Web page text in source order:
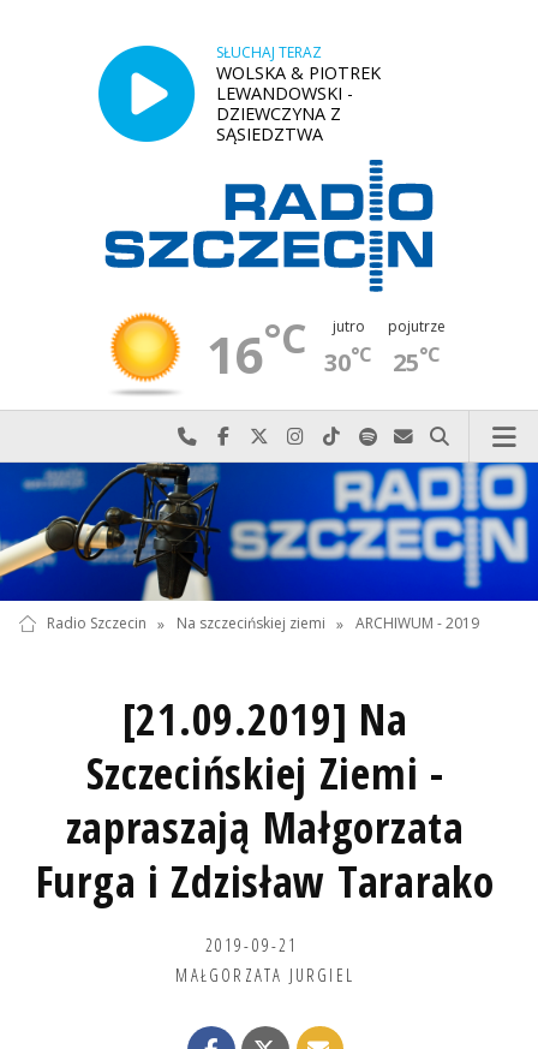
SŁUCHAJ TERAZ
WOLSKA & PIOTREK
LEWANDOWSKI -
DZIEWCZYNA Z
SĄSIEDZTWA
16°C jutro
30°C
pojutrze
25°C
Najlepiej po prostu do nas zadzwoń
Odwiedź nas na Facebook-u
Odwiedź nas na X
Odwiedź nas na Instagram-ie
Odwiedź nas na TikTok-u
Szukaj nas na Spotify
Wyślij do nas
Szukaj
Radio Szczecin » Na szczecińskiej ziemi » ARCHIWUM - 2019
[21.09.2019] Na
Szczecińskiej Ziemi -
zapraszają Małgorzata
Furga i Zdzisław Tararako
2019-09-21
MAŁGORZATA JURGIEL